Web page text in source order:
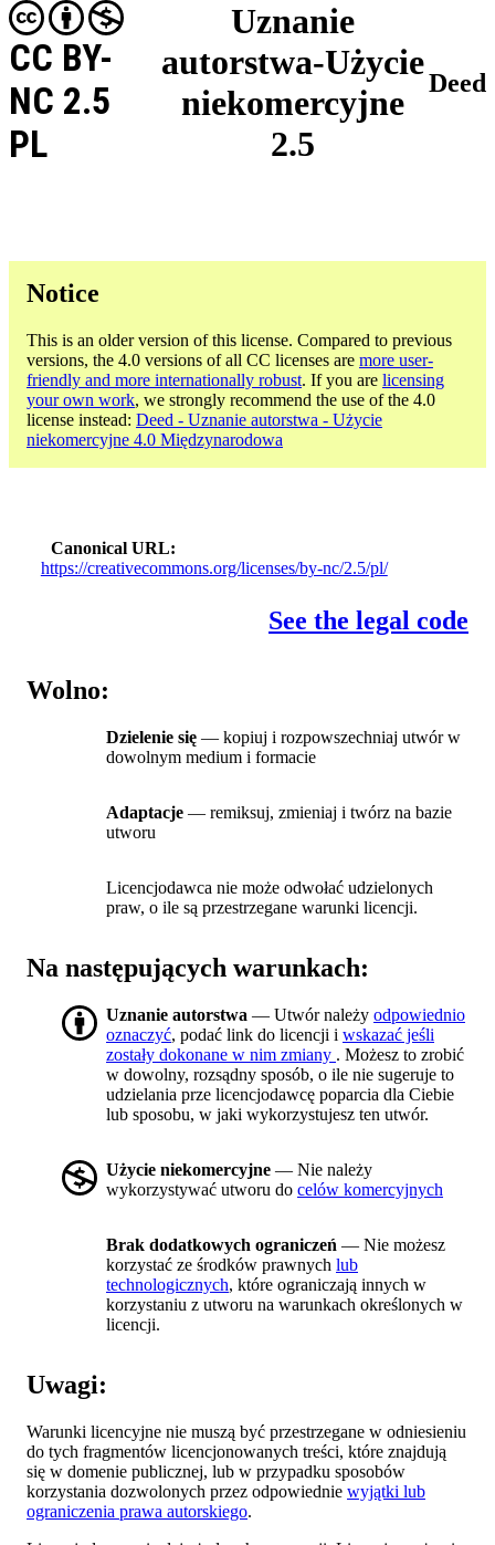
Uznanie
autorstwa-Użycie
niekomercyjne
2.5
CC BY-
NC 2.5
PL
Deed
Notice
This is an older version of this license. Compared to previous
versions, the 4.0 versions of all CC licenses are more user-
friendly and more internationally robust. If you are licensing
your own work, we strongly recommend the use of the 4.0
license instead: Deed - Uznanie autorstwa - Użycie
niekomercyjne 4.0 Międzynarodowa
Canonical URL
https://creativecommons.org/licenses/by-nc/2.5/pl/
See the legal code
Wolno:
Dzielenie się — kopiuj i rozpowszechniaj utwór w
dowolnym medium i formacie
Adaptacje — remiksuj, zmieniaj i twórz na bazie
utworu
Licencjodawca nie może odwołać udzielonych
praw, o ile są przestrzegane warunki licencji.
Na następujących warunkach:
Uznanie autorstwa — Utwór należy odpowiednio
oznaczyć, podać link do licencji i wskazać jeśli
zostały dokonane w nim zmiany . Możesz to zrobić
w dowolny, rozsądny sposób, o ile nie sugeruje to
udzielania prze licencjodawcę poparcia dla Ciebie
lub sposobu, w jaki wykorzystujesz ten utwór.
Użycie niekomercyjne — Nie należy
wykorzystywać utworu do celów komercyjnych
Brak dodatkowych ograniczeń — Nie możesz
korzystać ze środków prawnych lub
technologicznych, które ograniczają innych w
korzystaniu z utworu na warunkach określonych w
licencji.
Uwagi:
Warunki licencyjne nie muszą być przestrzegane w odniesieniu
do tych fragmentów licencjonowanych treści, które znajdują
się w domenie publicznej, lub w przypadku sposobów
korzystania dozwolonych przez odpowiednie wyjątki lub
ograniczenia prawa autorskiego.